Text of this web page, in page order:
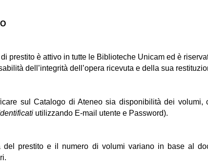
di prestito è attivo in tutte le Biblioteche Unicam ed è
dell’integrità dell’opera ricevuta e della sua
sul Catalogo di Ateneo sia disponibilità dei
utilizzando E-mail utente e Password).
del prestito e il numero di volumi variano in base al